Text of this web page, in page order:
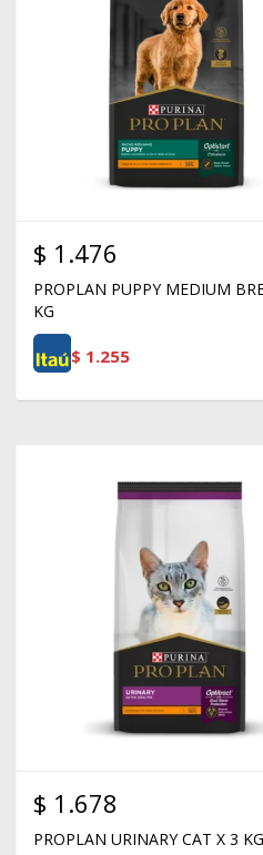
$ 1.476
PROPLAN PUPPY MEDIUM
KG
$ 1.255
$ 1.678
PROPLAN URINARY CAT X 3 KG